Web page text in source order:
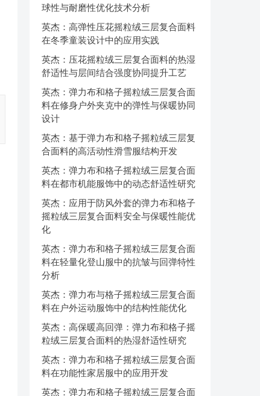
球性与耐磨性优化技术分析
英杰：高弹性压花摇粒绒三层复合面料
在冬季童装设计中的应用实践
英杰：压花摇粒绒三层复合面料的热湿
舒适性与层间结合强度协同提升工艺
英杰：弹力布和格子摇粒绒三层复合面
料在修身户外夹克中的弹性与保暖协同
设计
英杰：基于弹力布和格子摇粒绒三层复
合面料的高活动性滑雪服结构开发
英杰：弹力布和格子摇粒绒三层复合面
料在都市机能服饰中的动态舒适性研究
英杰：应用于防风外套的弹力布和格子
摇粒绒三层复合面料安全与保暖性能优
化
英杰：弹力布和格子摇粒绒三层复合面
料在轻量化登山服中的抗皱与回弹特性
分析
英杰：弹力布与格子摇粒绒三层复合面
料在户外运动服饰中的结构性能优化
英杰：高保暖高回弹：弹力布和格子摇
粒绒三层复合面料的热湿舒适性研究
英杰：弹力布和格子摇粒绒三层复合面
料在功能性家居服中的应用开发
英杰：弹力布和格子摇粒绒三层复合面